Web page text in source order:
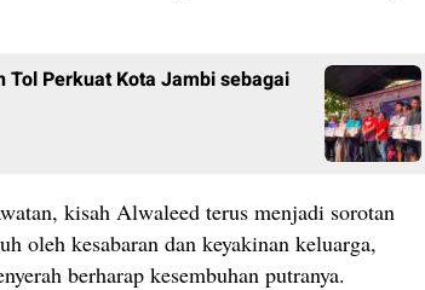
Tol Perkuat Kota Jambi sebagai
kisah Alwaleed terus menjadi sorotan
oleh kesabaran dan keyakinan keluarga,
berharap kesembuhan putranya.